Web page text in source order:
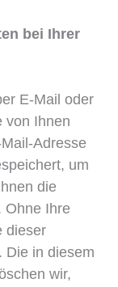
bei Ihrer
E-Mail oder
von Ihnen
Adresse
um
die
Ohne Ihre
dieser
Die in diesem
wir,